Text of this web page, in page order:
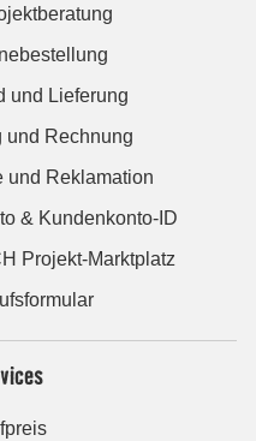
und Lieferung
und Rechnung
und Reklamation
& Kundenkonto-ID
Projekt-Marktplatz